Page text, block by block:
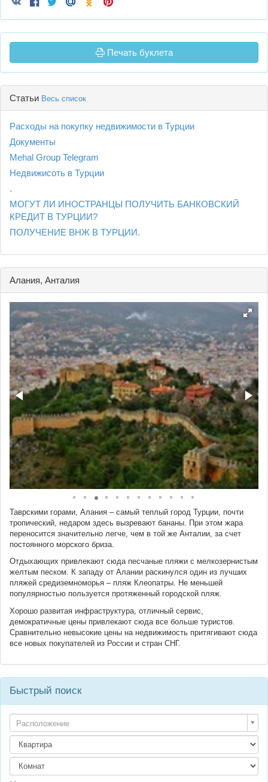
Печать буклета
Статьи Весь список
Расходы на покупку недвижимости в Турции
Документы
Mehal Group Telegram
Недвижисоть в Турции
.
МОГУТ ЛИ ИНОСТРАНЦЫ ПОЛУЧИТЬ БАНКОВСКИЙ
КРЕДИТ В ТУРЦИИ?
ПОЛУЧЕНИЕ ВНЖ В ТУРЦИИ.
Алания, Анталия
Таврскими горами, Алания – самый теплый город Турции, почти
тропический, недаром здесь вызревают бананы. При этом жара
переносится значительно легче, чем в той же Анталии, за счет
постоянного морского бриза.
Отдыхающих привлекают сюда песчаные пляжи с мелкозернистым
желтым песком. К западу от Алании раскинулся один из лучших
пляжей средиземноморья – пляж Клеопатры. Не меньшей
популярностью пользуется протяженный городской пляж.
Хорошо развитая инфраструктура, отличный сервис,
демократичные цены привлекают сюда все больше туристов.
Сравнительно невысокие цены на недвижимость притягивают сюда
все новых покупателей из России и стран СНГ.
Быстрый поиск
Расположение